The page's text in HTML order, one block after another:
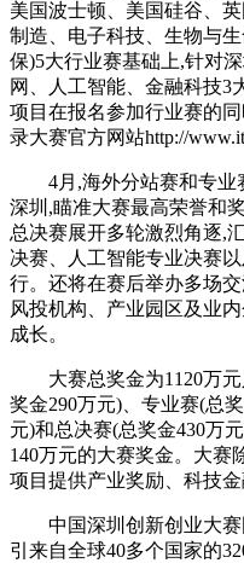
美国波士顿、美国硅谷、
制造、电子科技、生物与
保)5大行业赛基础上,针对
网、人工智能、金融科技3
项目在报名参加行业赛的
录大赛官方网站http://
4月,海外分站赛和专业
深圳,瞄准大赛最高荣誉和
总决赛展开多轮激烈角逐,
决赛、人工智能专业决赛
行。还将在赛后举办多场
风投机构、产业园区及业
成长。
大赛总奖金为1120万
奖金290万元)、专业赛(总
元)和总决赛(总奖金430万
140万元的大赛奖金。大赛
项目提供产业奖励、科技
中国深圳创新创业大
引来自全球40多个国家的